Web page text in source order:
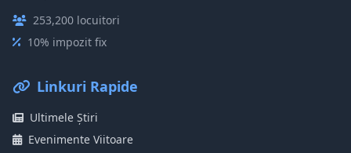
253,200 locuitori
10% impozit fix
Linkuri Rapide
Ultimele Știri
Evenimente Viitoare